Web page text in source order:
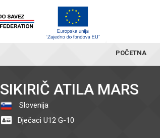
POČETNA
SIKIRIČ ATILA MARS
Slovenija
Dječaci U12 G-10